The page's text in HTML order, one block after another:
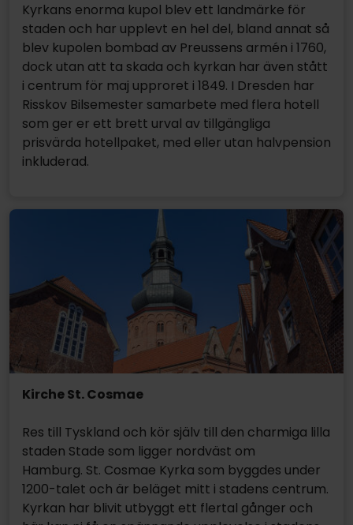
Kyrkans enorma kupol blev ett landmärke för
staden och har upplevt en hel del, bland annat så
blev kupolen bombad av Preussens armén i 1760,
dock utan att ta skada och kyrkan har även stått
i centrum för maj upproret i 1849. I Dresden har
Risskov Bilsemester samarbete med flera hotell
som ger er ett brett urval av tillgängliga
prisvärda hotellpaket, med eller utan halvpension
inkluderad.
Kirche St. Cosmae
Res till Tyskland och kör själv till den charmiga lilla
staden Stade som ligger nordväst om
Hamburg. St. Cosmae Kyrka som byggdes under
1200-talet och är beläget mitt i stadens centrum.
Kyrkan har blivit utbyggt ett flertal gånger och